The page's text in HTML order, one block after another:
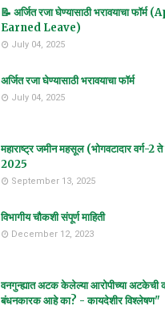
📝 अर्जित रजा घेण्यासाठी भरावयाचा
Earned Leave)
July 04, 2025
अर्जित रजा घेण्यासाठी भरावयाचा फॉर्म
July 04, 2025
महाराष्ट्र जमीन महसूल (भोगवटादार वर्ग-2
2025
September 13, 2025
विभागीय चौकशी संपूर्ण माहिती
December 12, 2023
वनगुन्ह्यात अटक केलेल्या आरोपीच्या अटकेची
बंधनकारक आहे का? - कायदेशीर विश्लेषण"